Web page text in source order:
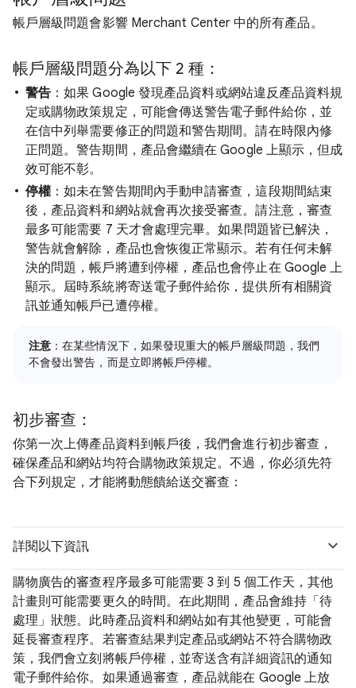
帳戶層級問題會影響 Merchant Center 中的所有產品。
帳戶層級問題分為以下 2 種：
警告 ：如果 Google 發現產品資料或網站違反產品資料規
定或購物政策規定，可能會傳送警告電子郵件給你，並
在信中列舉需要修正的問題和警告期間。請在時限內修
正問題。警告期間，產品會繼續在 Google 上顯示，但成
效可能不彰。
停權：如未在警告期間內手動申請審查，這段期間結束
後，產品資料和網站就會再次接受審查。請注意，審查
最多可能需要 7 天才會處理完畢。如果問題皆已解決，
警告就會解除，產品也會恢復正常顯示。若有任何未解
決的問題，帳戶將遭到停權，產品也會停止在 Google 上
顯示。屆時系統將寄送電子郵件給你，提供所有相關資
訊並通知帳戶已遭停權。
注意 ：在某些情況下，如果發現重大的帳戶層級問題，我們
不會發出警告，而是立即將帳戶停權。
初步審查：
你第一次上傳產品資料到帳戶後，我們會進行初步審查，
確保產品和網站均符合購物政策規定。不過，你必須先符
合下列規定，才能將動態饋給送交審查：
詳閱以下資訊
購物廣告的審查程序最多可能需要 3 到 5 個工作天，其他
計畫則可能需要更久的時間。在此期間，產品會維持「待
處理」狀態。此時產品資料和網站如有其他變更，可能會
延長審查程序。若審查結果判定產品或網站不符合購物政
策，我們會立刻將帳戶停權，並寄送含有詳細資訊的通知
電子郵件給你。如果通過審查，產品就能在 Google 上放